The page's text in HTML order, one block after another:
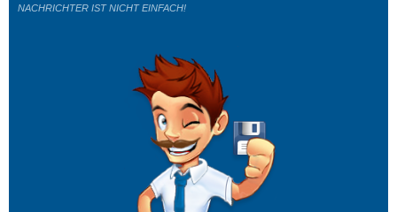
NACHRICHTER IST NICHT EINFACH!